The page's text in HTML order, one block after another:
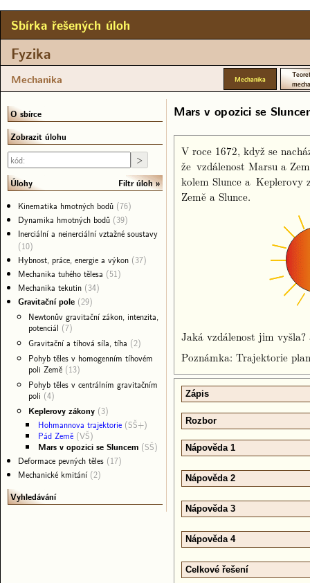
Sbírka řešených úloh
Fyzika
Mechanika Mechanika
Mars v opozici se
V roce 1672, když se
že vzdálenost Marsu a
kolem Slunce a Keplerovy
Země a Slunce.
Jaká vzdálenost jim vyšla?
Poznámka: Trajektorie
Zápis
Rozbor
Nápověda 1
Nápověda 2
Nápověda 3
Nápověda 4
Celkové řešení
O sbírce
Zobrazit úlohu
Úlohy
Filtr úloh
Kinematika hmotných bodů (76)
Dynamika hmotných bodů (39)
Inerciální a neinerciální vztažné soustavy
(10)
Hybnost, práce, energie a výkon (37)
Mechanika tuhého tělesa (51)
Mechanika tekutin (34)
Gravitační pole (29)
Newtonův gravitační zákon, intenzita,
potenciál (7)
Gravitační a tíhová síla, tíha (2)
Pohyb těles v homogenním tíhovém
poli Země (13)
Pohyb těles v centrálním gravitačním
poli (4)
Keplerovy zákony (3)
Hohmannova trajektorie (SŠ+)
Pád Země (VŠ)
Mars v opozici se Sluncem (SŠ)
Deformace pevných těles (17)
Mechanické kmitání (2)
Vyhledávání